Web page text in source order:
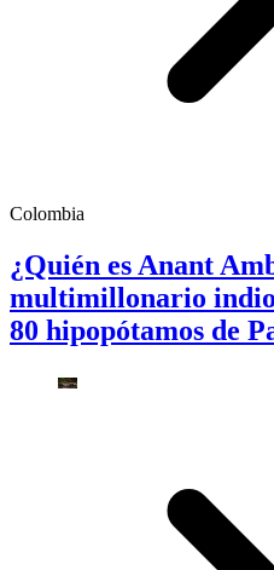
Colombia
¿Quién es Anant
multimillonario
80 hipopótamos de